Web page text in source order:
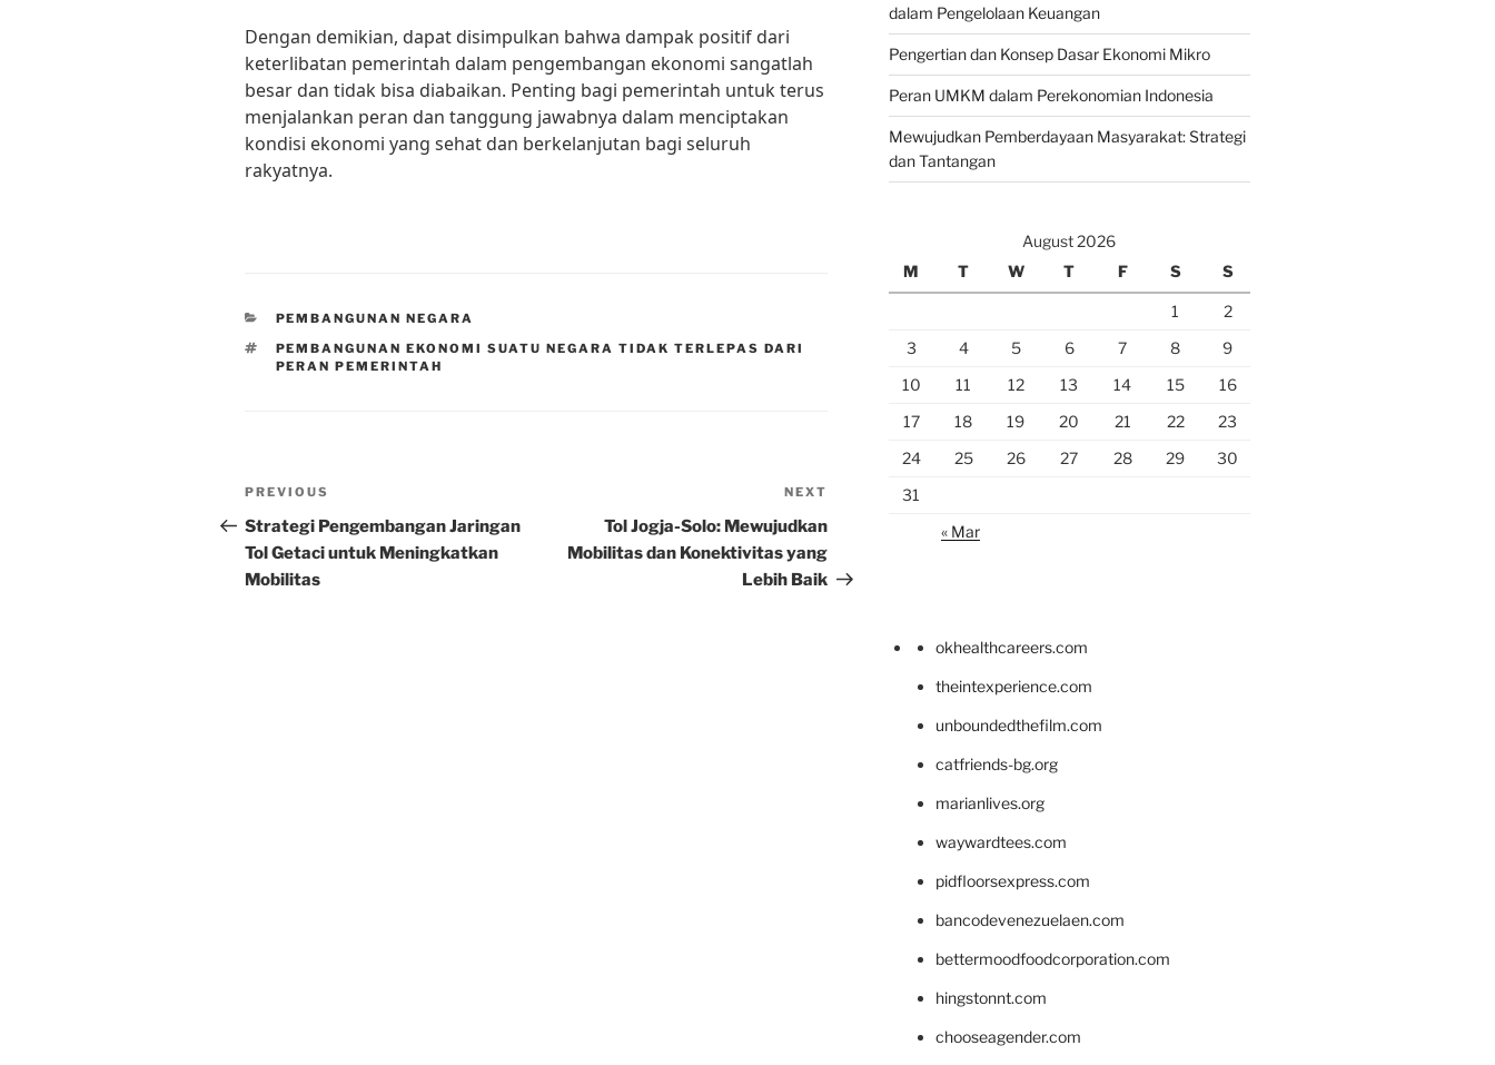
Dengan demikian, dapat disimpulkan bahwa dampak positif dari
keterlibatan pemerintah dalam pengembangan ekonomi sangatlah
besar dan tidak bisa diabaikan. Penting bagi pemerintah untuk terus
menjalankan peran dan tanggung jawabnya dalam menciptakan
kondisi ekonomi yang sehat dan berkelanjutan bagi seluruh
rakyatnya.
CATEGORIES
PEMBANGUNAN NEGARA
TAGS
PEMBANGUNAN EKONOMI SUATU NEGARA TIDAK TERLEPAS DARI
PERAN PEMERINTAH
Post
navigation
Previous
Post
PREVIOUS
Strategi Pengembangan Jaringan
Tol Getaci untuk Meningkatkan
Mobilitas
Post
NEXT
Tol Jogja-Solo: Mewujudkan
Mobilitas dan Konektivitas yang
Lebih Baik
dalam Pengelolaan Keuangan
Pengertian dan Konsep Dasar Ekonomi Mikro
Peran UMKM dalam Perekonomian Indonesia
Mewujudkan Pemberdayaan Masyarakat: Strategi
dan Tantangan
August 2026
M
T W T F S S
1
2
3
4 5 6 7 8
9
10
11 12 13 14 15
16
17
18 19 20 21 22
23
24
25 26 27 28 29
30
31
« Mar
okhealthcareers.com
theintexperience.com
unboundedthefilm.com
catfriends-bg.org
marianlives.org
waywardtees.com
pidfloorsexpress.com
bancodevenezuelaen.com
bettermoodfoodcorporation.com
hingstonnt.com
chooseagender.com